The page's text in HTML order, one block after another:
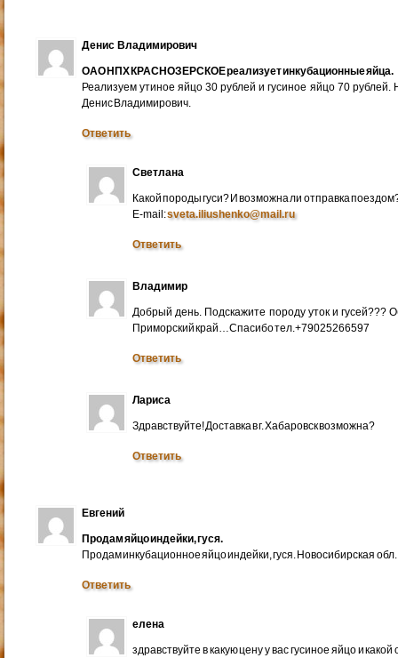
Денис Владимирович
ОАО НПХ КРАСНОЗЕРСКОЕ реализует инкубационные яйца.
Реализуем утиное яйцо 30 рублей и гусиное яйцо 70
Денис Владимирович.
Ответить
Светлана
Какой породы гуси? И возможна ли отправка
E-mail:sveta.iliushenko@mail.ru
Ответить
Владимир
Добрый день. Подскажите породу уток и гусей???
Приморский край…Спасибо тел.+79025266597
Ответить
Лариса
Здравствуйте! Доставка в г. Хабаровск возможна?
Ответить
Евгений
Продам яйцо индейки, гуся.
Продам инкубационное яйцо индейки, гуся. Новосибирская
Ответить
елена
здравствуйте в какую цену у вас гусиное яйцо и